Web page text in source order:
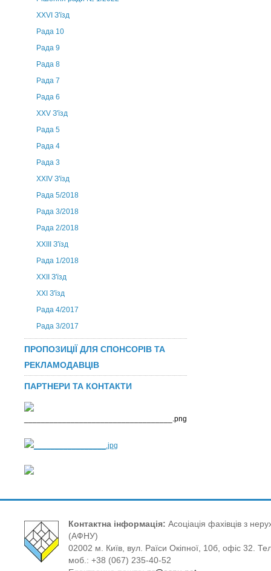
XXVI З'їзд
Рада 10
Рада 9
Рада 8
Рада 7
Рада 6
XXV З'їзд
Рада 5
Рада 4
Рада 3
ХХIV З'їзд
Рада 5/2018
Рада 3/2018
Рада 2/2018
XXIII З'їзд
Рада 1/2018
ХХІІ З'їзд
XXI З'їзд
Рада 4/2017
Рада 3/2017
ПРОПОЗИЦІЇ ДЛЯ СПОНСОРІВ ТА
РЕКЛАМОДАВЦІВ
ПАРТНЕРИ ТА КОНТАКТИ
Контактна інформація: Асоціація фахівців з
(АФНУ)
02002 м. Київ, вул. Раїси Окіпної, 10б, офіс 32.
моб.: +38 (067) 235-40-52